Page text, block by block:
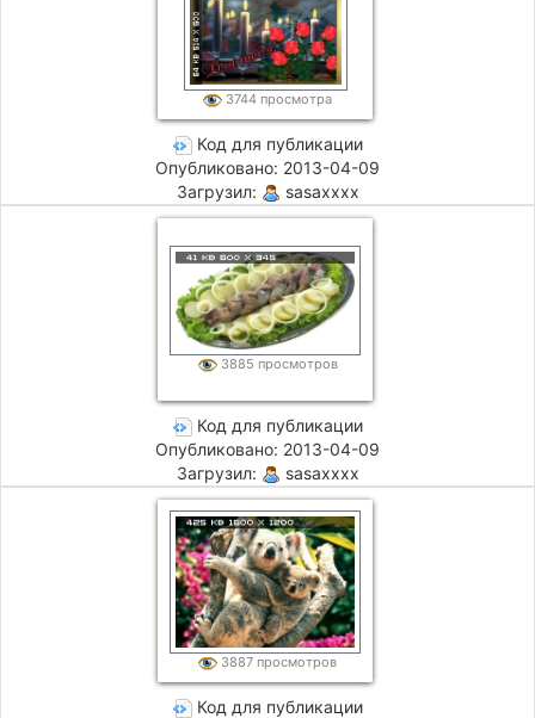
3744 просмотра
Код для публикации
Опубликовано: 2013-04-09
Загрузил:
sasaxxxx
3885 просмотров
Код для публикации
Опубликовано: 2013-04-09
Загрузил:
sasaxxxx
3887 просмотров
Код для публикации